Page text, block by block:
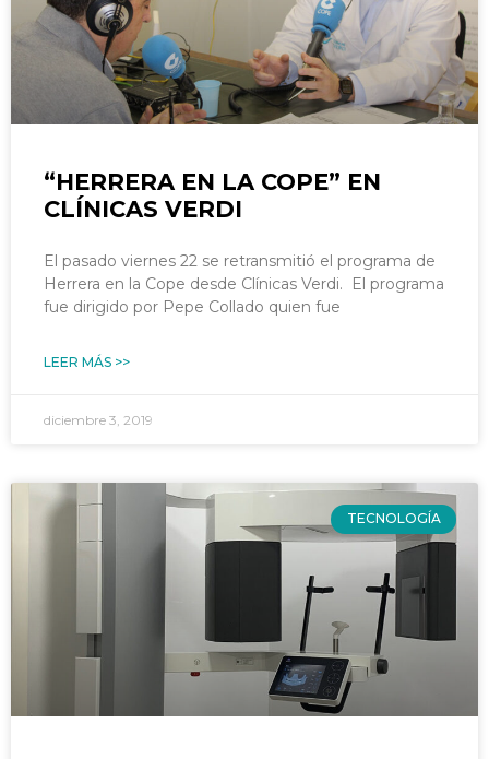
“HERRERA EN LA COPE” EN
CLÍNICAS VERDI
El pasado viernes 22 se retransmitió el programa de
Herrera en la Cope desde Clínicas Verdi. El programa
fue dirigido por Pepe Collado quien fue
LEER MÁS >>
diciembre 3, 2019
TECNOLOGÍA